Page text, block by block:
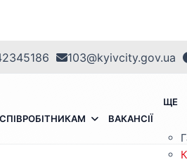
103@kyivcity.gov.ua
СПІВРОБІТНИКАМ ВАКАНСІЇ
ЩЕ